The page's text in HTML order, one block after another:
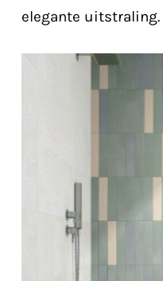
elegante uitstraling.